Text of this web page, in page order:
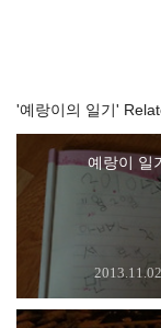
'예랑이의 일기'
예랑이 일
2013.11.02